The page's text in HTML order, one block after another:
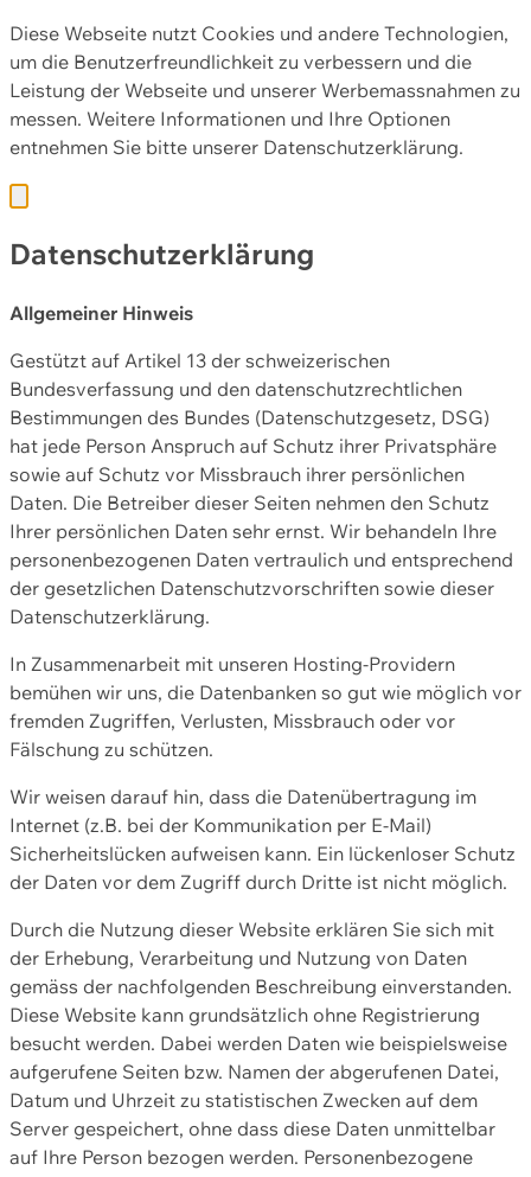
Diese Webseite nutzt Cookies und andere Technologien,
um die Benutzerfreundlichkeit zu verbessern und die
Leistung der Webseite und unserer Werbemassnahmen zu
messen. Weitere Informationen und Ihre Optionen
entnehmen Sie bitte unserer Datenschutzerklärung.
Datenschutzerklärung
Allgemeiner Hinweis
Gestützt auf Artikel 13 der schweizerischen
Bundesverfassung und den datenschutzrechtlichen
Bestimmungen des Bundes (Datenschutzgesetz, DSG)
hat jede Person Anspruch auf Schutz ihrer Privatsphäre
sowie auf Schutz vor Missbrauch ihrer persönlichen
Daten. Die Betreiber dieser Seiten nehmen den Schutz
Ihrer persönlichen Daten sehr ernst. Wir behandeln Ihre
personenbezogenen Daten vertraulich und entsprechend
der gesetzlichen Datenschutzvorschriften sowie dieser
Datenschutzerklärung.
In Zusammenarbeit mit unseren Hosting-Providern
bemühen wir uns, die Datenbanken so gut wie möglich vor
fremden Zugriffen, Verlusten, Missbrauch oder vor
Fälschung zu schützen.
Wir weisen darauf hin, dass die Datenübertragung im
Internet (z.B. bei der Kommunikation per E-Mail)
Sicherheitslücken aufweisen kann. Ein lückenloser Schutz
der Daten vor dem Zugriff durch Dritte ist nicht möglich.
Durch die Nutzung dieser Website erklären Sie sich mit
der Erhebung, Verarbeitung und Nutzung von Daten
gemäss der nachfolgenden Beschreibung einverstanden.
Diese Website kann grundsätzlich ohne Registrierung
besucht werden. Dabei werden Daten wie beispielsweise
aufgerufene Seiten bzw. Namen der abgerufenen Datei,
Datum und Uhrzeit zu statistischen Zwecken auf dem
Server gespeichert, ohne dass diese Daten unmittelbar
auf Ihre Person bezogen werden. Personenbezogene